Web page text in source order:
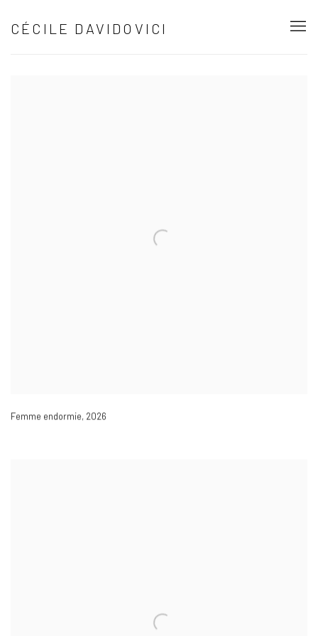
CÉCILE DAVIDOVICI
Femme endormie, 2026